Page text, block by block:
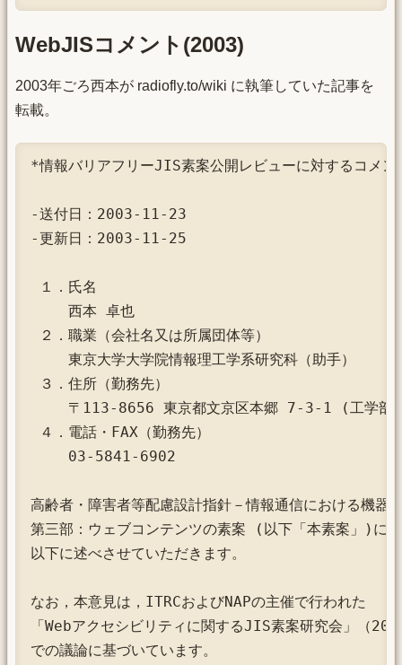
WebJISコメント(2003)
2003年ごろ西本が radiofly.to/wiki に執筆していた記事を
転載。
*情報バリアフリーJIS素案公開レビューに対するコメ
-送付日：2003-11-23
-更新日：2003-11-25
１．氏名
西本 卓也
２．職業（会社名又は所属団体等）
東京大学大学院情報理工学系研究科（助手）
３．住所（勤務先）
〒113-8656 東京都文京区本郷 7-3-1 (工学部計
４．電話・FAX（勤務先）
03-5841-6902
高齢者・障害者等配慮設計指針－情報通信における機器
第三部：ウェブコンテンツの素案 (以下「本素案」)に
以下に述べさせていただきます。
なお，本意見は，ITRCおよびNAPの主催で行われた
「Webアクセシビリティに関するJIS素案研究会」（
での議論に基づいています。